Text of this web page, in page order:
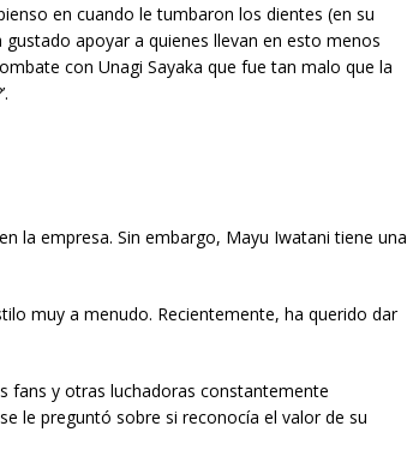
en cuando le tumbaron los dientes (en su
apoyar a quienes llevan en esto menos
con Unagi Sayaka que fue tan malo que la
la empresa. Sin embargo, Mayu Iwatani tiene una
muy a menudo. Recientemente, ha querido dar
fans y otras luchadoras constantemente
le preguntó sobre si reconocía el valor de su